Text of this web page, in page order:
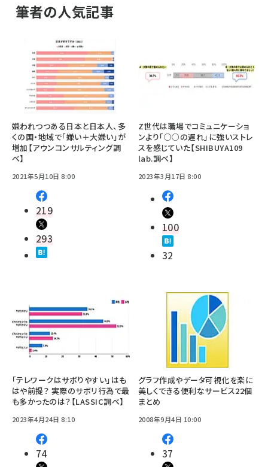
筆者の人気記事
嫌われつつある日本と日本人、多
くの国・地域で「嫌い＋大嫌い」が
増加【アウンコンサルティング調
べ】
2021年5月10日 8:00
219
293
Z世代は職場でコミュニケーショ
ンより「○○の遅れ」に強いストレ
スを感じていた【SHIBUYA109
lab.調べ】
2023年3月17日 8:00
100
32
「テレワークはサボりやすい」はも
はや前提？ 実際のサボリ行為で最
も多かったのは？【LASSIC調べ】
2023年4月24日 8:10
74
グラフ作成やデータ可視化を楽に
美しくできる便利なサービス22個
まとめ
2008年9月4日 10:00
37